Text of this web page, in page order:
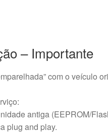
– Importante
com o veículo
antiga (EEPROM/
plug and play.